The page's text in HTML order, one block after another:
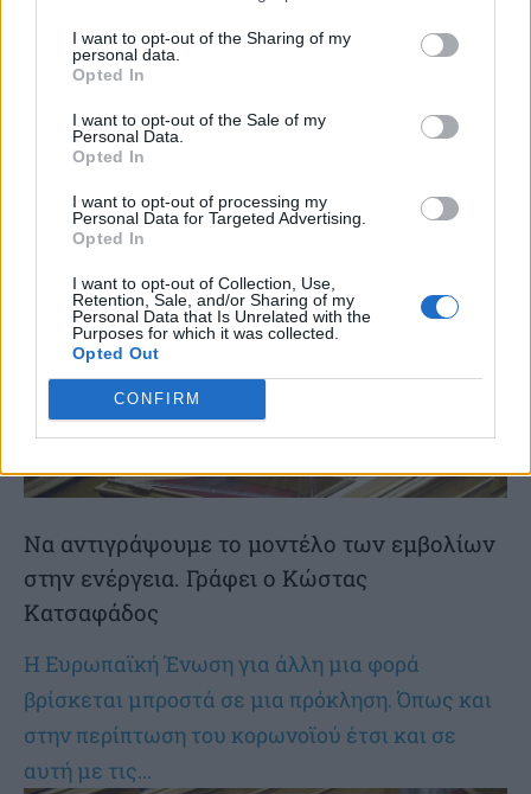
I want to opt-out of the Sharing of my
personal data.
Opted In
I want to opt-out of the Sale of my
Personal Data.
Opted In
I want to opt-out of processing my
Personal Data for Targeted Advertising.
Opted In
I want to opt-out of Collection, Use,
Retention, Sale, and/or Sharing of my
Personal Data that Is Unrelated with the
Purposes for which it was collected.
Opted Out
CONFIRM
τον τελευταίο καιρό και στελέχη του ΚΙΝΑΛ-
ΠΑΣΟΚ, επιδίδονται σε πλειστηριασμό… δωρεάν
προσφορών προς τους πολίτες. Θυμίζουν τους
παλιούς...
Να αντιγράψουμε το μοντέλο των εμβολίων
στην ενέργεια. Γράφει ο Κώστας
Κατσαφάδος
Η Ευρωπαϊκή Ένωση για άλλη μια φορά
βρίσκεται μπροστά σε μια πρόκληση. Όπως και
στην περίπτωση του κορωνοϊού έτσι και σε
αυτή με τις...